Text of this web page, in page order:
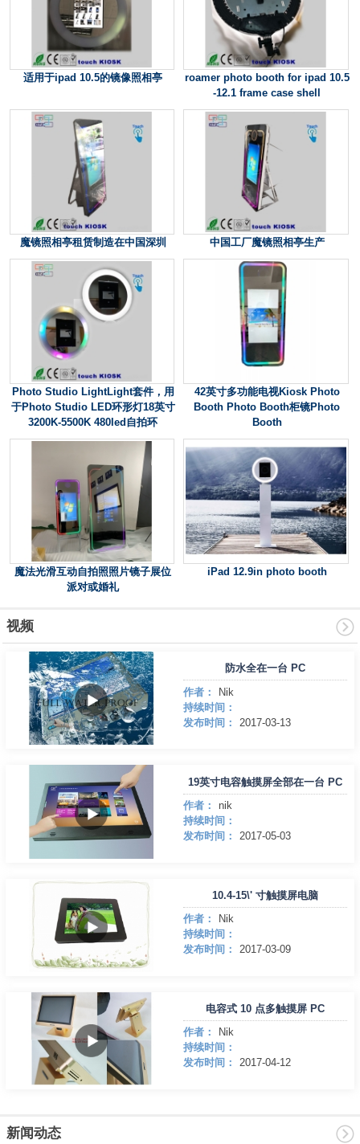
适用于ipad 10.5的镜像照相亭
roamer photo booth for ipad 10.5
-12.1 frame case shell
魔镜照相亭租赁制造在中国深圳 中国工厂魔镜照相亭生产
Photo Studio LightLight套件，用
于Photo Studio LED环形灯18英寸
3200K-5500K 480led自拍环
42英寸多功能电视Kiosk Photo
Booth Photo Booth柜镜Photo
Booth
魔法光滑互动自拍照照片镜子展位
派对或婚礼
iPad 12.9in photo booth
视频
防水全在一台 PC
作者：
Nik
持续时间：
发布时间：
2017-03-13
19英寸电容触摸屏全部在一台 PC
作者：
nik
持续时间：
发布时间：
2017-05-03
10.4-15\' 寸触摸屏电脑
作者：
Nik
持续时间：
发布时间：
2017-03-09
电容式 10 点多触摸屏 PC
作者：
Nik
持续时间：
发布时间：
2017-04-12
新闻动态